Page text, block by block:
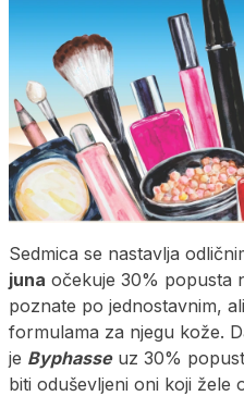
Sedmica se nastavlja
juna očekuje 30% popusta
poznate po jednostavnim,
formulama za njegu kože.
je Byphasse uz 30%
biti oduševljeni oni koji žele